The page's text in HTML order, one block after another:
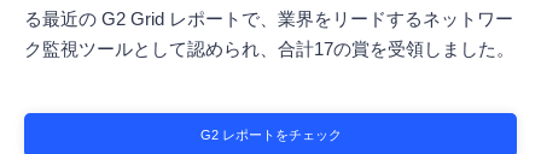
る最近の G2 Grid レポートで、業界をリードするネットワー
ク監視ツールとして認められ、合計17の賞を受領しました。
G2 レポートをチェック